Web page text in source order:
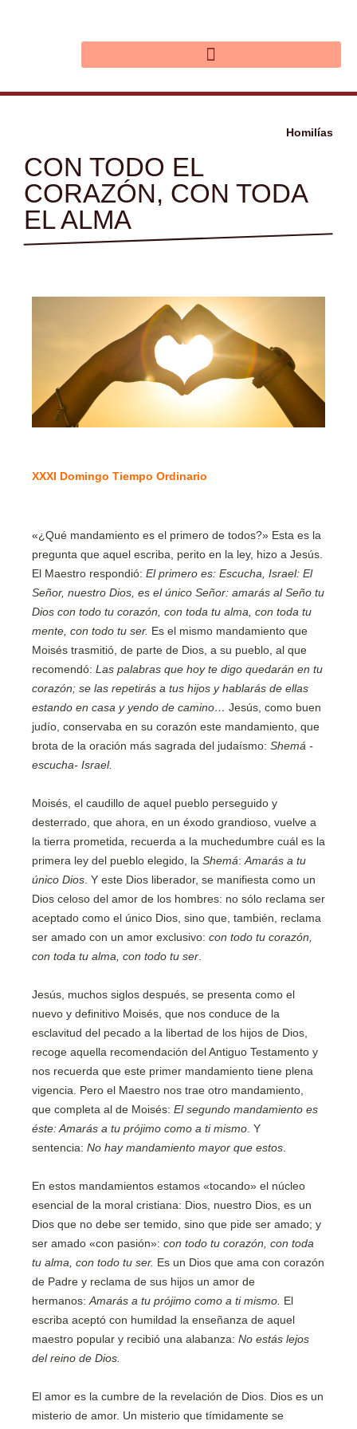
Homilías
CON TODO EL
CORAZÓN, CON TODA
EL ALMA
XXXI Domingo Tiempo Ordinario
«¿Qué mandamiento es el primero de todos?» Esta es la
pregunta que aquel escriba, perito en la ley, hizo a Jesús.
El Maestro respondió: El primero es: Escucha, Israel: El
Señor, nuestro Dios, es el único Señor: amarás al Seño tu
Dios con todo tu corazón, con toda tu alma, con toda tu
mente, con todo tu ser. Es el mismo mandamiento que
Moisés trasmitió, de parte de Dios, a su pueblo, al que
recomendó: Las palabras que hoy te digo quedarán en tu
corazón; se las repetirás a tus hijos y hablarás de ellas
estando en casa y yendo de camino… Jesús, como buen
judío, conservaba en su corazón este mandamiento, que
brota de la oración más sagrada del judaísmo: Shemá -
escucha- Israel.
Moisés, el caudillo de aquel pueblo perseguido y
desterrado, que ahora, en un éxodo grandioso, vuelve a
la tierra prometida, recuerda a la muchedumbre cuál es la
primera ley del pueblo elegido, la Shemá: Amarás a tu
único Dios . Y este Dios liberador, se manifiesta como un
Dios celoso del amor de los hombres: no sólo reclama ser
aceptado como el único Dios, sino que, también, reclama
ser amado con un amor exclusivo: con todo tu corazón,
con toda tu alma, con todo tu ser
Jesús, muchos siglos después, se presenta como el
nuevo y definitivo Moisés, que nos conduce de la
esclavitud del pecado a la libertad de los hijos de Dios,
recoge aquella recomendación del Antiguo Testamento y
nos recuerda que este primer mandamiento tiene plena
vigencia. Pero el Maestro nos trae otro mandamiento,
que completa al de Moisés: El segundo mandamiento es
éste: Amarás a tu prójimo como a ti mismo . Y
sentencia: No hay mandamiento mayor que estos
En estos mandamientos estamos «tocando» el núcleo
esencial de la moral cristiana: Dios, nuestro Dios, es un
Dios que no debe ser temido, sino que pide ser amado; y
ser amado «con pasión»: con todo tu corazón, con toda
tu alma, con todo tu ser. Es un Dios que ama con corazón
de Padre y reclama de sus hijos un amor de
hermanos: Amarás a tu prójimo como a ti mismo.
El
escriba aceptó con humildad la enseñanza de aquel
maestro popular y recibió una alabanza: No estás lejos
del reino de Dios.
El amor es la cumbre de la revelación de Dios. Dios es un
misterio de amor. Un misterio que tímidamente se